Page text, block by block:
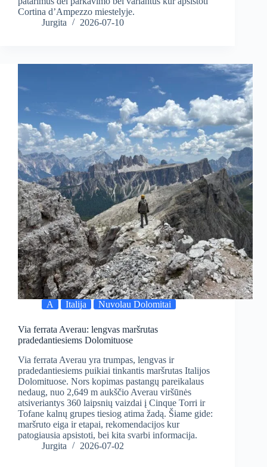
Cortina d’Ampezzo miestelyje.
Jurgita
2026-07-10
A Italija Nuvolau Dolomitai
Via ferrata Averau: lengvas maršrutas
pradedantiesiems Dolomituose
Via ferrata Averau yra trumpas, lengvas ir
pradedantiesiems puikiai tinkantis maršrutas Italijos
Dolomituose. Nors kopimas pastangų pareikalaus
nedaug, nuo 2,649 m aukščio Averau viršūnės
atsiveriantys 360 laipsnių vaizdai į Cinque Torri ir
Tofane kalnų grupes tiesiog atima žadą. Šiame gide:
maršruto eiga ir etapai, rekomendacijos kur
patogiausia apsistoti, bei kita svarbi informacija.
Jurgita
2026-07-02